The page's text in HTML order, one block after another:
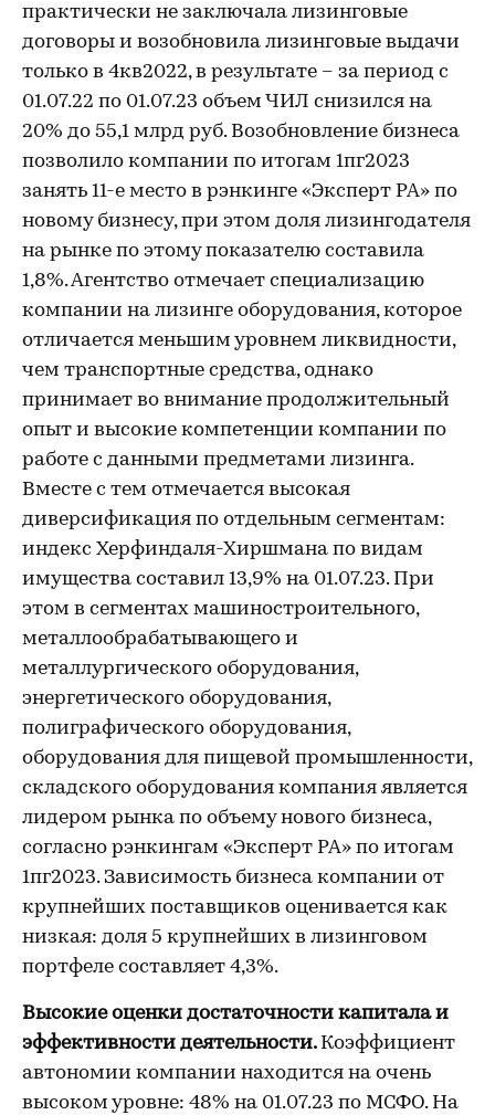
практически не заключала лизинговые
договоры и возобновила лизинговые выдачи
только в 4кв2022, в результате – за период с
01.07.22 по 01.07.23 объем ЧИЛ снизился на
20% до 55,1 млрд руб. Возобновление бизнеса
позволило компании по итогам 1пг2023
занять 11-е место в рэнкинге «Эксперт РА» по
новому бизнесу, при этом доля лизингодателя
на рынке по этому показателю составила
1,8%. Агентство отмечает специализацию
компании на лизинге оборудования, которое
отличается меньшим уровнем ликвидности,
чем транспортные средства, однако
принимает во внимание продолжительный
опыт и высокие компетенции компании по
работе с данными предметами лизинга.
Вместе с тем отмечается высокая
диверсификация по отдельным сегментам:
индекс Херфиндаля-Хиршмана по видам
имущества составил 13,9% на 01.07.23. При
этом в сегментах машиностроительного,
металлообрабатывающего и
металлургического оборудования,
энергетического оборудования,
полиграфического оборудования,
оборудования для пищевой промышленности,
складского оборудования компания является
лидером рынка по объему нового бизнеса,
согласно рэнкингам «Эксперт РА» по итогам
1пг2023. Зависимость бизнеса компании от
крупнейших поставщиков оценивается как
низкая: доля 5 крупнейших в лизинговом
портфеле составляет 4,3%.
Высокие оценки достаточности капитала и
эффективности деятельности. Коэффициент
автономии компании находится на очень
высоком уровне: 48% на 01.07.23 по МСФО. На